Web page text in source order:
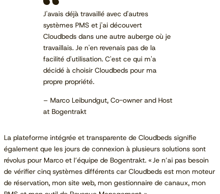
J'avais déjà travaillé avec d'autres
systèmes PMS et j'ai découvert
Cloudbeds dans une autre auberge où je
travaillais. Je n'en revenais pas de la
facilité d'utilisation. C'est ce qui m'a
décidé à choisir Cloudbeds pour ma
propre propriété.
– Marco Leibundgut, Co-owner and Host
at Bogentrakt
La plateforme intégrée et transparente de Cloudbeds signifie
également que les jours de connexion à plusieurs solutions sont
révolus pour Marco et l’équipe de Bogentrakt. « Je n’ai pas besoin
de vérifier cinq systèmes différents car Cloudbeds est mon moteur
de réservation, mon site web, mon gestionnaire de canaux, mon